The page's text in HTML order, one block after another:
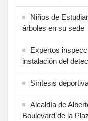
Niños de
árboles en su sede
Expertos
instalación del
Síntesis
Alcaldía de
Boulevard de la